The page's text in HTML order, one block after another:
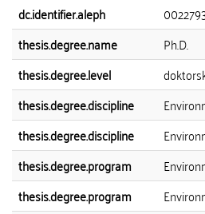
dc.identifier.aleph
thesis.degree.name
Ph.D.
thesis.degree.level
thesis.degree.discipline
thesis.degree.discipline
thesis.degree.program
thesis.degree.program